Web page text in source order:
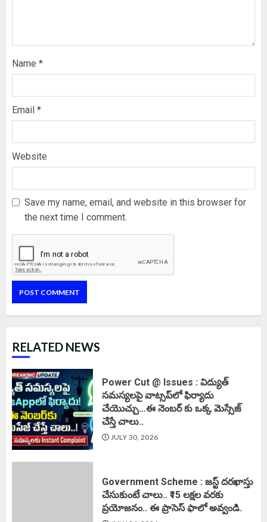
Name *
Email *
Website
Save my name, email, and website in this browser for
the next time I comment.
RELATED NEWS
Power Cut @ Issues : విద్యుత్
సమస్యలపై వాట్సప్‌లో ఫిర్యాదు
చేయొచ్చు…ఈ నెంబర్ కు ఒక్క మెస్సేజ్
చేస్తే చాలు..
JULY 30, 2026
Government Scheme : జస్ట్ దరఖాస్తు
చేసుకుంటే చాలు.. ₹15 లక్షల వరకు
ప్రయోజనం.. ఈ ప్రాసెస్ ఫాలో అవ్వండి.